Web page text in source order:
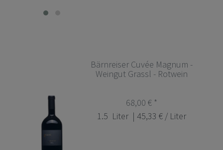
Bärnreiser Cuvée Magnum -
Weingut Grassl - Rotwein
68,00 € *
1.5 Liter | 45,33 € / Liter